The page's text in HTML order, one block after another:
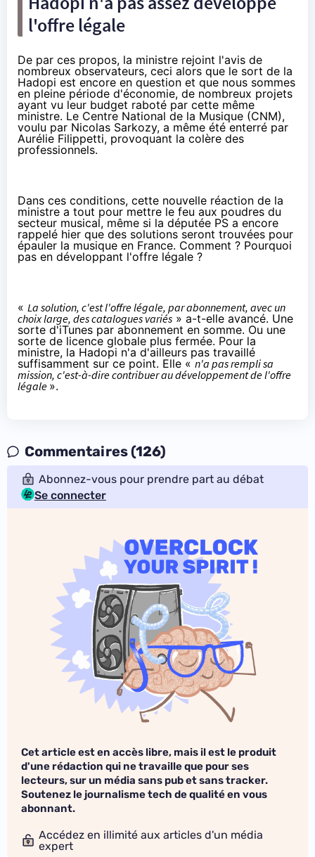
l'offre légale
De par ces propos, la ministre rejoint l'avis de
nombreux observateurs, ceci alors que le sort de la
Hadopi est encore en question et que nous sommes
en pleine période d'économie, de nombreux projets
ayant vu leur budget raboté par cette même
ministre. Le Centre National de la Musique (CNM),
voulu par Nicolas Sarkozy, a même étéenterré par
Aurélie Filippetti, provoquant la colère des
professionnels.
Dans ces conditions, cette nouvelle réaction de la
ministre a tout pour mettre le feu aux poudres du
secteur musical, même si la députée PS a encore
rappelé hier que des solutions seront trouvées pour
épauler la musique en France. Comment ? Pourquoi
pas en développant l'offre légale ?
« La solution, c'est l'offre légale, par abonnement, avec un
choix large, des catalogues variés » a-t-elle avancé. Une
sorte d'iTunes par abonnement en somme. Ou une
sorte de licence globale plus fermée. Pour la
ministre, la Hadopi n'a d'ailleurs pas travaillé
suffisamment sur ce point. Elle «n'a pas rempli sa
mission, c'est-à-dire contribuer au développement de l'offre
légale ».
Commentaires (126)
Abonnez-vous pour prendre part au débat
Se connecter
Cet article est en accès libre, mais il est le produit
d'une rédaction qui ne travaille que pour ses
lecteurs, sur un média sans pub et sans tracker.
Soutenez le journalisme tech de qualité en vous
abonnant.
Accédez en illimité aux articles d'un média
expert